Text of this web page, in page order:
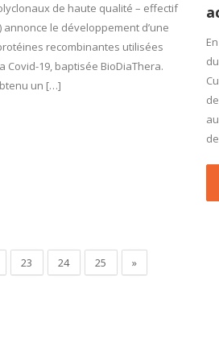
de haute qualité – effectif
annonce le développement d’une
recombinantes utilisées
Covid-19, baptisée BioDiaThera.
un […]
23 24 25 »